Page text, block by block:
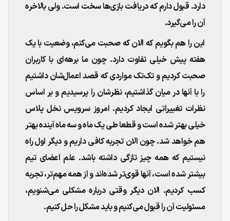
دارد. قبول دارم که دریافت بازی‌ها سخت است. ولی بالاخره
آن را می‌گیرد.
این را هم بگویم که الان که صحبت می‌کنم، وضعیت با یک
هفته پیش خیلی تفاوت دارد. چون ما برهه‌ای با کاربران
صحبت کردیم و تک‌تک مواردی که قصد اعمال‌شان داشتیم
را با آنها در میان گذاشتیم، نظرشان را پرسیدیم و بر اساس
نظرات تغییراتی ایجاد کردیم. امروز سرویس نخل پلاس
خیلی بهتر شده است و قطعا طی یک ماه و سه ماه آینده بهتر
هم خواهد شد. چون الان تجربه کافی داریم و دیگر اول راه
نیستیم که همه چیز تازگی داشته باشد. علم اعضای تیم
بیشتر شده است، آنها قوی‌تر شده‌اند و از همه مهم‌تر، تجربه
کسب کردیم. الان دیگر وقتی درباره مشکلی می‌شنویم،
مسئولیت آن را قبول می‌کنیم و باید مشکل را حل کنیم.